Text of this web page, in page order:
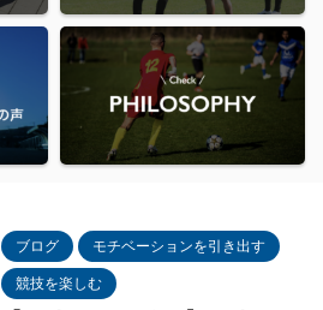
ブログ モチベーションを引き出す
競技を楽しむ